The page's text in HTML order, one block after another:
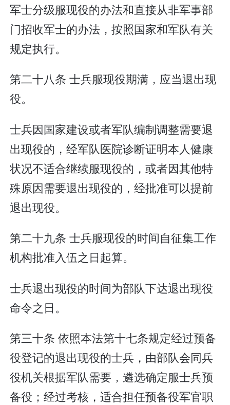
军士分级服现役的办法和直接从非军事部
门招收军士的办法，按照国家和军队有关
规定执行。
第二十八条 士兵服现役期满，应当退出现
役。
士兵因国家建设或者军队编制调整需要退
出现役的，经军队医院诊断证明本人健康
状况不适合继续服现役的，或者因其他特
殊原因需要退出现役的，经批准可以提前
退出现役。
第二十九条 士兵服现役的时间自征集工作
机构批准入伍之日起算。
士兵退出现役的时间为部队下达退出现役
命令之日。
第三十条 依照本法第十七条规定经过预备
役登记的退出现役的士兵，由部队会同兵
役机关根据军队需要，遴选确定服士兵预
备役；经过考核，适合担任预备役军官职